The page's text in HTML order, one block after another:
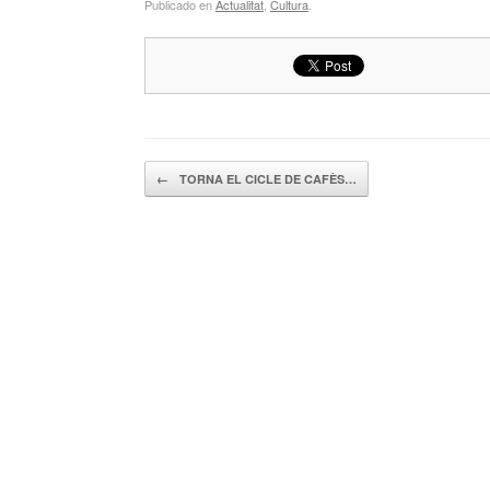
Publicado enActualitat, Cultura.
Navegador de artículos
← TORNA EL CICLE DE CAFÈS…